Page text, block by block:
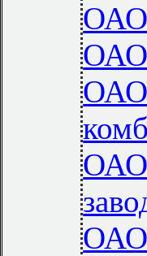
ОАО
ОАО
ОАО
ОАО
ОАО